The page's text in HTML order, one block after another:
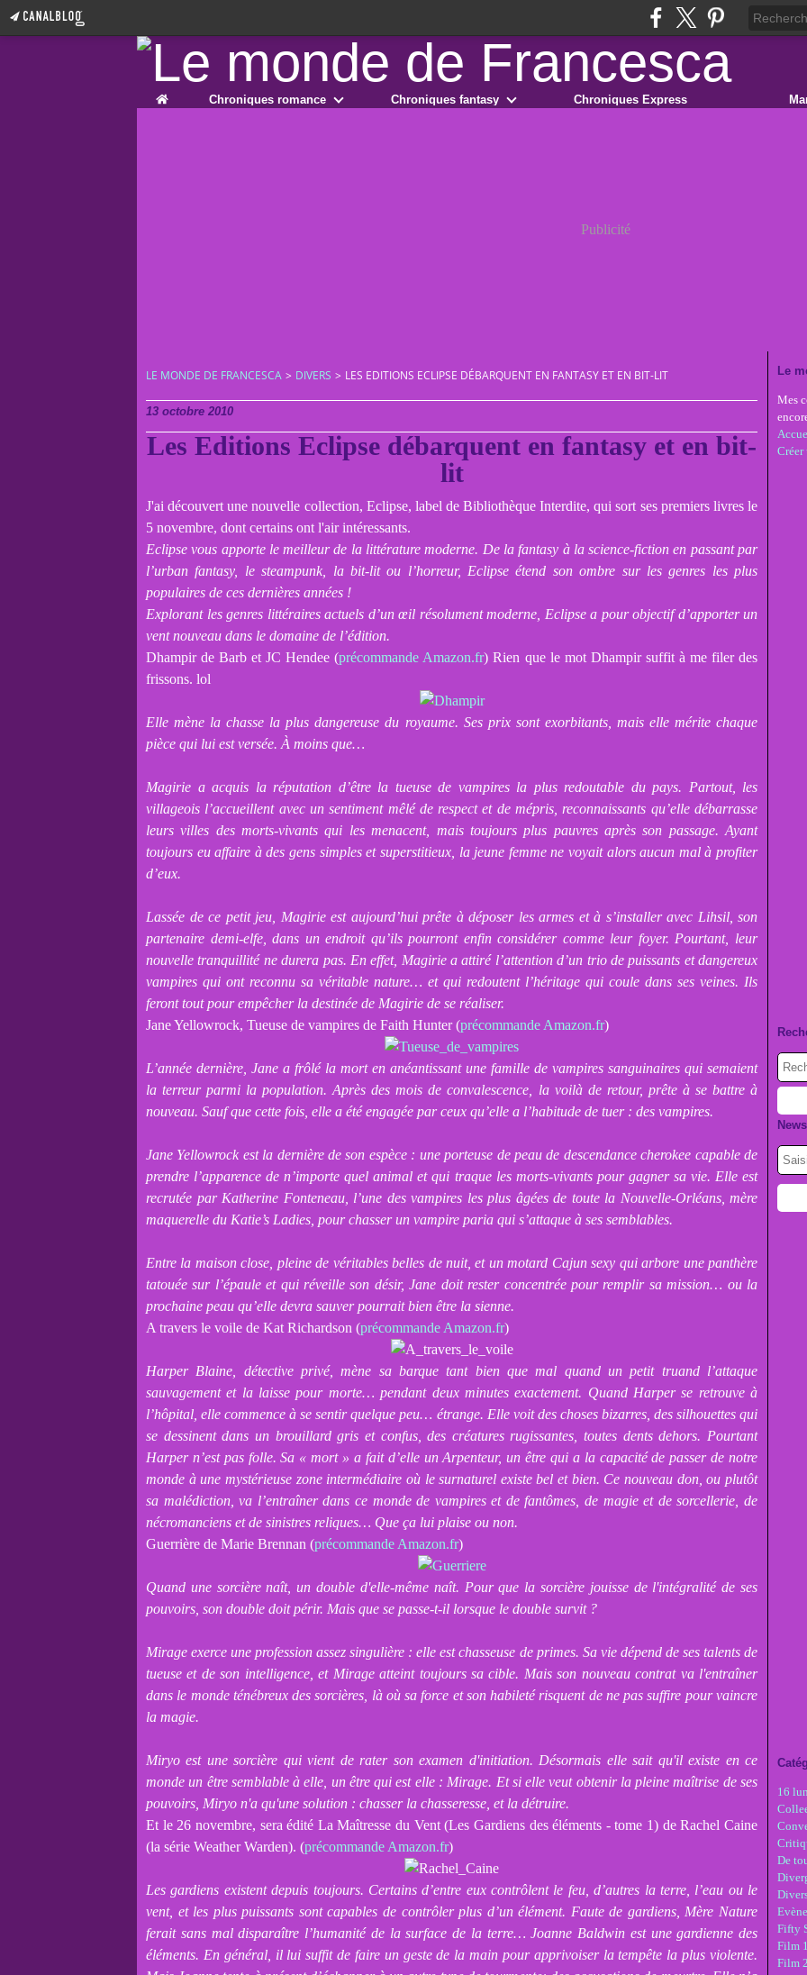
Home Chroniques romance Chroniques fantasy Chroniques Express
Publicité
LE MONDE DE FRANCESCA > DIVERS > LES EDITIONS ECLIPSE DÉBARQUENT EN FANTASY ET EN BIT-LIT
13 octobre 2010
Les Editions Eclipse débarquent en fantasy et en bit-
lit
J'ai découvert une nouvelle collection, Eclipse, label de Bibliothèque Interdite, qui sort ses premiers livres le
5 novembre, dont certains ont l'air intéressants.
Eclipse vous apporte le meilleur de la littérature moderne. De la fantasy à la science-fiction en passant par
l’urban fantasy, le steampunk, la bit-lit ou l’horreur, Eclipse étend son ombre sur les genres les plus
populaires de ces dernières années !
Explorant les genres littéraires actuels d’un œil résolument moderne, Eclipse a pour objectif d’apporter un
vent nouveau dans le domaine de l’édition.
Dhampir de Barb et JC Hendee (précommande Amazon.fr) Rien que le mot Dhampir suffit à me filer des
frissons. lol
Elle mène la chasse la plus dangereuse du royaume. Ses prix sont exorbitants, mais elle mérite chaque
pièce qui lui est versée. À moins que…
Magirie a acquis la réputation d’être la tueuse de vampires la plus redoutable du pays. Partout, les
villageois l’accueillent avec un sentiment mêlé de respect et de mépris, reconnaissants qu’elle débarrasse
leurs villes des morts-vivants qui les menacent, mais toujours plus pauvres après son passage. Ayant
toujours eu affaire à des gens simples et superstitieux, la jeune femme ne voyait alors aucun mal à profiter
d’eux.
Lassée de ce petit jeu, Magirie est aujourd’hui prête à déposer les armes et à s’installer avec Lihsil, son
partenaire demi-elfe, dans un endroit qu’ils pourront enfin considérer comme leur foyer. Pourtant, leur
nouvelle tranquillité ne durera pas. En effet, Magirie a attiré l’attention d’un trio de puissants et dangereux
vampires qui ont reconnu sa véritable nature… et qui redoutent l’héritage qui coule dans ses veines. Ils
feront tout pour empêcher la destinée de Magirie de se réaliser.
Jane Yellowrock, Tueuse de vampires de Faith Hunter (précommande Amazon.fr)
L’année dernière, Jane a frôlé la mort en anéantissant une famille de vampires sanguinaires qui semaient
la terreur parmi la population. Après des mois de convalescence, la voilà de retour, prête à se battre à
nouveau. Sauf que cette fois, elle a été engagée par ceux qu’elle a l’habitude de tuer : des vampires.
Jane Yellowrock est la dernière de son espèce : une porteuse de peau de descendance cherokee capable de
prendre l’apparence de n’importe quel animal et qui traque les morts-vivants pour gagner sa vie. Elle est
recrutée par Katherine Fonteneau, l’une des vampires les plus âgées de toute la Nouvelle-Orléans, mère
maquerelle du Katie’s Ladies, pour chasser un vampire paria qui s’attaque à ses semblables.
Entre la maison close, pleine de véritables belles de nuit, et un motard Cajun sexy qui arbore une panthère
tatouée sur l’épaule et qui réveille son désir, Jane doit rester concentrée pour remplir sa mission… ou la
prochaine peau qu’elle devra sauver pourrait bien être la sienne.
A travers le voile de Kat Richardson (précommande Amazon.fr)
Harper Blaine, détective privé, mène sa barque tant bien que mal quand un petit truand l’attaque
sauvagement et la laisse pour morte… pendant deux minutes exactement. Quand Harper se retrouve à
l’hôpital, elle commence à se sentir quelque peu… étrange. Elle voit des choses bizarres, des silhouettes qui
se dessinent dans un brouillard gris et confus, des créatures rugissantes, toutes dents dehors. Pourtant
Harper n’est pas folle. Sa « mort » a fait d’elle un Arpenteur, un être qui a la capacité de passer de notre
monde à une mystérieuse zone intermédiaire où le surnaturel existe bel et bien. Ce nouveau don, ou plutôt
sa malédiction, va l’entraîner dans ce monde de vampires et de fantômes, de magie et de sorcellerie, de
nécromanciens et de sinistres reliques… Que ça lui plaise ou non.
Guerrière de Marie Brennan (précommande Amazon.fr)
Quand une sorcière naît, un double d'elle-même naît. Pour que la sorcière jouisse de l'intégralité de ses
pouvoirs, son double doit périr. Mais que se passe-t-il lorsque le double survit ?
Mirage exerce une profession assez singulière : elle est chasseuse de primes. Sa vie dépend de ses talents de
tueuse et de son intelligence, et Mirage atteint toujours sa cible. Mais son nouveau contrat va l'entraîner
dans le monde ténébreux des sorcières, là où sa force et son habileté risquent de ne pas suffire pour vaincre
la magie.
Miryo est une sorcière qui vient de rater son examen d'initiation. Désormais elle sait qu'il existe en ce
monde un être semblable à elle, un être qui est elle : Mirage. Et si elle veut obtenir la pleine maîtrise de ses
pouvoirs, Miryo n'a qu'une solution : chasser la chasseresse, et la détruire.
Et le 26 novembre, sera édité La Maîtresse du Vent (Les Gardiens des éléments - tome 1) de Rachel Caine
(la série Weather Warden). (précommande Amazon.fr)
Les gardiens existent depuis toujours. Certains d’entre eux contrôlent le feu, d’autres la terre, l’eau ou le
vent, et les plus puissants sont capables de contrôler plus d’un élément. Faute de gardiens, Mère Nature
ferait sans mal disparaître l’humanité de la surface de la terre… Joanne Baldwin est une gardienne des
éléments. En général, il lui suffit de faire un geste de la main pour apprivoiser la tempête la plus violente.
Le
Mes
16
De
Fifty
Film
Film